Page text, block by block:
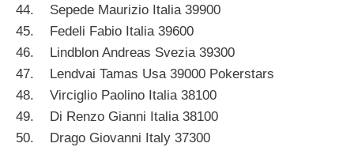
44. Sepede Maurizio Italia 39900
45. Fedeli Fabio Italia 39600
46. Lindblon Andreas Svezia 39300
47. Lendvai Tamas Usa 39000 Pokerstars
48. Virciglio Paolino Italia 38100
49. Di Renzo Gianni Italia 38100
50. Drago Giovanni Italy 37300